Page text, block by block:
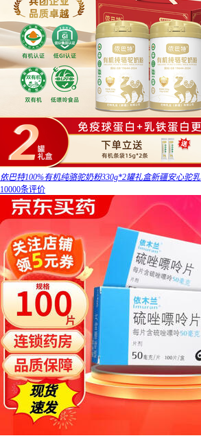
依巴特100%有机纯骆驼奶粉330g*2罐礼盒新疆安心驼
10000条评价